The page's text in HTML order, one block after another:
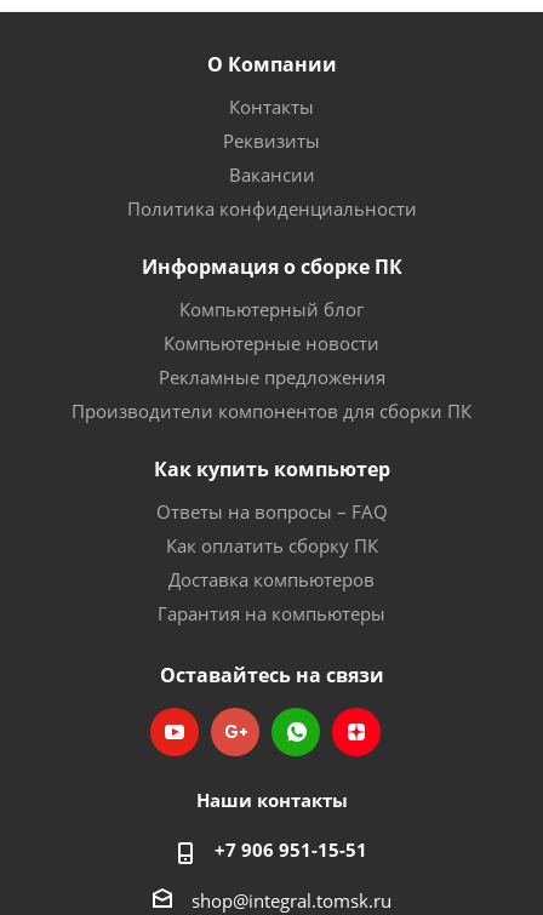
О Компании
Контакты
Реквизиты
Вакансии
Политика конфиденциальности
Информация о сборке ПК
Компьютерный блог
Компьютерные новости
Рекламные предложения
Производители компонентов для сборки ПК
Как купить компьютер
Ответы на вопросы – FAQ
Как оплатить сборку ПК
Доставка компьютеров
Гарантия на компьютеры
Оставайтесь на связи
Наши контакты
+7 906 951-15-51
shop@integral.tomsk.ru